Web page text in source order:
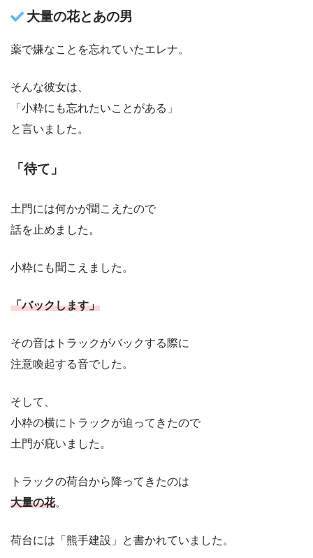
大量の花とあの男
薬で嫌なことを忘れていたエレナ。
そんな彼女は、
「小粋にも忘れたいことがある」
と言いました。
「待て」
土門には何かが聞こえたので
話を止めました。
小粋にも聞こえました。
「バックします」
その音はトラックがバックする際に
注意喚起する音でした。
そして、
小粋の横にトラックが迫ってきたので
土門が庇いました。
トラックの荷台から降ってきたのは
大量の花。
荷台には「熊手建設」と書かれていました。